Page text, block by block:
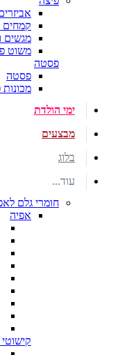
קמחים
מגשים
משוט
פסטה
פסטה
ימי הולדת
מבצעים
בלוג
עוד...
חומרי גלם
אפיה